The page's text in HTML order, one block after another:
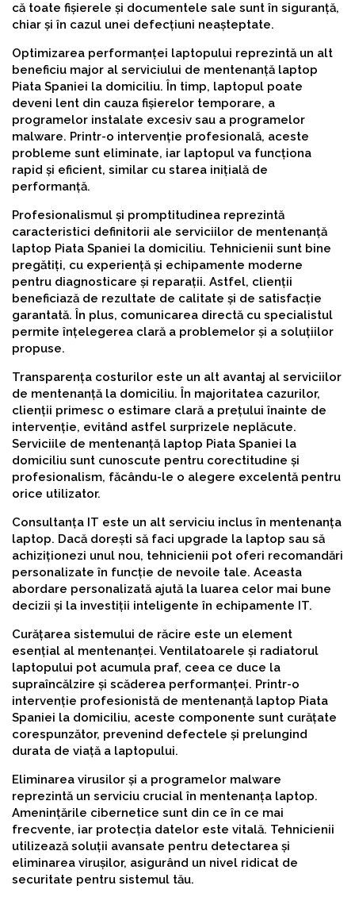
că toate fișierele și documentele sale sunt în siguranță,
chiar și în cazul unei defecțiuni neașteptate.
Optimizarea performanței laptopului reprezintă un alt
beneficiu major al serviciului de mentenanță laptop
Piata Spaniei la domiciliu. În timp, laptopul poate
deveni lent din cauza fișierelor temporare, a
programelor instalate excesiv sau a programelor
malware. Printr-o intervenție profesională, aceste
probleme sunt eliminate, iar laptopul va funcționa
rapid și eficient, similar cu starea inițială de
performanță.
Profesionalismul și promptitudinea reprezintă
caracteristici definitorii ale serviciilor de mentenanță
laptop Piata Spaniei la domiciliu. Tehnicienii sunt bine
pregătiți, cu experiență și echipamente moderne
pentru diagnosticare și reparații. Astfel, clienții
beneficiază de rezultate de calitate și de satisfacție
garantată. În plus, comunicarea directă cu specialistul
permite înțelegerea clară a problemelor și a soluțiilor
propuse.
Transparența costurilor este un alt avantaj al serviciilor
de mentenanță la domiciliu. În majoritatea cazurilor,
clienții primesc o estimare clară a prețului înainte de
intervenție, evitând astfel surprizele neplăcute.
Serviciile de mentenanță laptop Piata Spaniei la
domiciliu sunt cunoscute pentru corectitudine și
profesionalism, făcându-le o alegere excelentă pentru
orice utilizator.
Consultanța IT este un alt serviciu inclus în mentenanța
laptop. Dacă dorești să faci upgrade la laptop sau să
achiziționezi unul nou, tehnicienii pot oferi recomandări
personalizate în funcție de nevoile tale. Aceasta
abordare personalizată ajută la luarea celor mai bune
decizii și la investiții inteligente în echipamente IT.
Curățarea sistemului de răcire este un element
esențial al mentenanței. Ventilatoarele și radiatorul
laptopului pot acumula praf, ceea ce duce la
supraîncălzire și scăderea performanței. Printr-o
intervenție profesionistă de mentenanță laptop Piata
Spaniei la domiciliu, aceste componente sunt curățate
corespunzător, prevenind defectele și prelungind
durata de viață a laptopului.
Eliminarea virusilor și a programelor malware
reprezintă un serviciu crucial în mentenanța laptop.
Amenințările cibernetice sunt din ce în ce mai
frecvente, iar protecția datelor este vitală. Tehnicienii
utilizează soluții avansate pentru detectarea și
eliminarea virușilor, asigurând un nivel ridicat de
securitate pentru sistemul tău.